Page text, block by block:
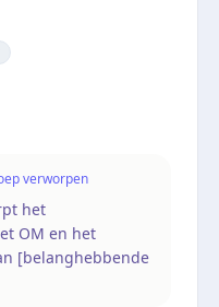
verworpen
het
OM en het
[belanghebbende